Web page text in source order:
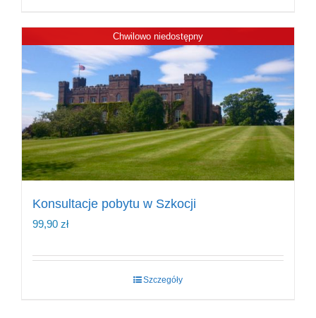
Chwilowo niedostępny
Konsultacje pobytu w Szkocji
99,90 zł
Szczegóły